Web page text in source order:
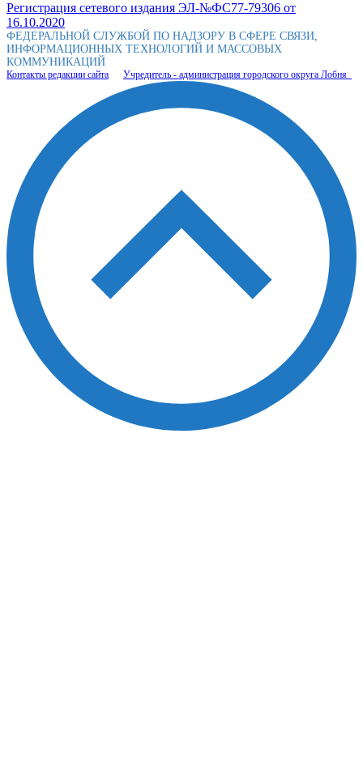
Регистрация сетевого издания ЭЛ-№ФС77-79306 от
16.10.2020
ФЕДЕРАЛЬНОЙ СЛУЖБОЙ ПО НАДЗОРУ В СФЕРЕ СВЯЗИ,
ИНФОРМАЦИОННЫХ ТЕХНОЛОГИЙ И МАССОВЫХ
КОММУНИКАЦИЙ
Контакты редакции сайта Учредитель - администрация городского округа Лобня